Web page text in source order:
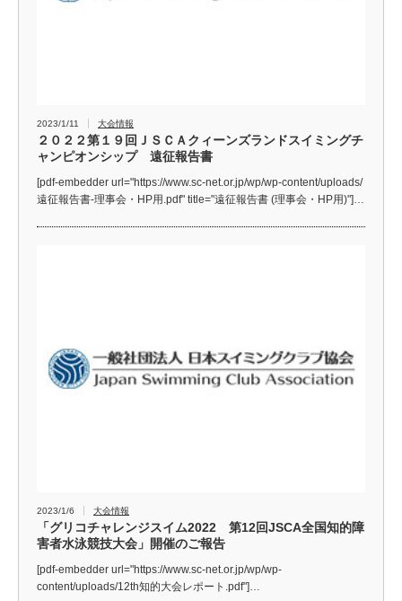
2023/1/11 大会情報
２０２２第１９回ＪＳＣＡクィーンズランドスイミングチ
ャンピオンシップ 遠征報告書
[pdf-embedder url="https://www.sc-net.or.jp/wp/wp-content/uploads/
遠征報告書-理事会・HP用.pdf" title="遠征報告書 (理事会・HP用)"]…
2023/1/6 大会情報
「グリコチャレンジスイム2022 第12回JSCA全国知的障
害者水泳競技大会」開催のご報告
[pdf-embedder url="https://www.sc-net.or.jp/wp/wp-
content/uploads/12th知的大会レポート.pdf"]…